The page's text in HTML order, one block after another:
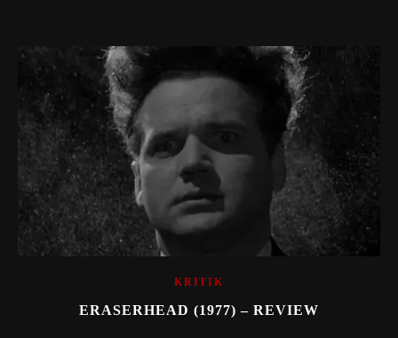
KRITIK
ERASERHEAD (1977) – REVIEW